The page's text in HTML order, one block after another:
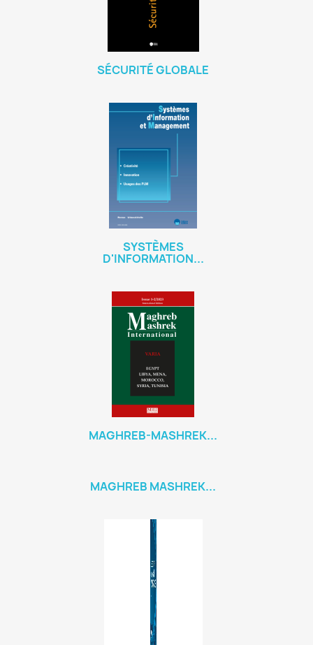
SÉCURITÉ GLOBALE
SYSTÈMES
D'INFORMATION...
MAGHREB-MASHREK...
MAGHREB MASHREK...